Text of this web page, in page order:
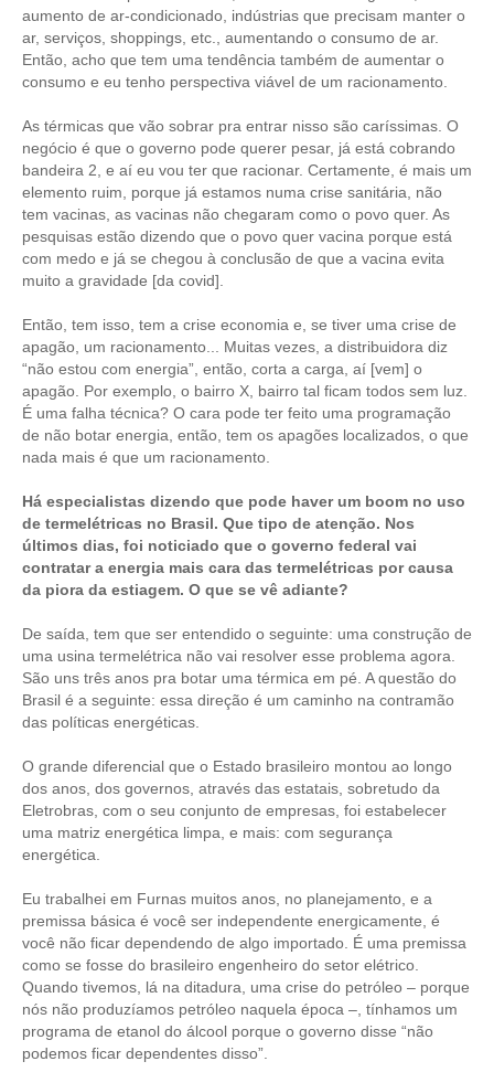
aumento de ar-condicionado, indústrias que precisam manter o
ar, serviços, shoppings, etc., aumentando o consumo de ar.
Então, acho que tem uma tendência também de aumentar o
consumo e eu tenho perspectiva viável de um racionamento.
As térmicas que vão sobrar pra entrar nisso são caríssimas. O
negócio é que o governo pode querer pesar, já está cobrando
bandeira 2, e aí eu vou ter que racionar. Certamente, é mais um
elemento ruim, porque já estamos numa crise sanitária, não
tem vacinas, as vacinas não chegaram como o povo quer. As
pesquisas estão dizendo que o povo quer vacina porque está
com medo e já se chegou à conclusão de que a vacina evita
muito a gravidade [da covid].
Então, tem isso, tem a crise economia e, se tiver uma crise de
apagão, um racionamento... Muitas vezes, a distribuidora diz
“não estou com energia”, então, corta a carga, aí [vem] o
apagão. Por exemplo, o bairro X, bairro tal ficam todos sem luz.
É uma falha técnica? O cara pode ter feito uma programação
de não botar energia, então, tem os apagões localizados, o que
nada mais é que um racionamento.
Há especialistas dizendo que pode haver um boom no uso
de termelétricas no Brasil. Que tipo de atenção. Nos
últimos dias, foi noticiado que o governo federal vai
contratar a energia mais cara das termelétricas por causa
da piora da estiagem. O que se vê adiante?
De saída, tem que ser entendido o seguinte: uma construção de
uma usina termelétrica não vai resolver esse problema agora.
São uns três anos pra botar uma térmica em pé. A questão do
Brasil é a seguinte: essa direção é um caminho na contramão
das políticas energéticas.
O grande diferencial que o Estado brasileiro montou ao longo
dos anos, dos governos, através das estatais, sobretudo da
Eletrobras, com o seu conjunto de empresas, foi estabelecer
uma matriz energética limpa, e mais: com segurança
energética.
Eu trabalhei em Furnas muitos anos, no planejamento, e a
premissa básica é você ser independente energicamente, é
você não ficar dependendo de algo importado. É uma premissa
como se fosse do brasileiro engenheiro do setor elétrico.
Quando tivemos, lá na ditadura, uma crise do petróleo – porque
nós não produzíamos petróleo naquela época –, tínhamos um
programa de etanol do álcool porque o governo disse “não
podemos ficar dependentes disso”.